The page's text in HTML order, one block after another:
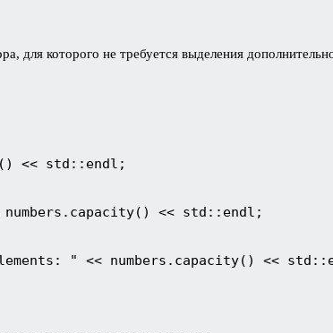
для которого не требуется выделения
<< std::endl;
<< std::endl;
" << numbers.capacity() <<